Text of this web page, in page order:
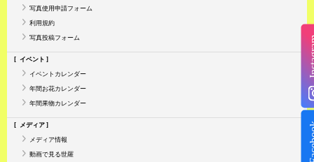
写真使用申請フォーム
利用規約
写真投稿フォーム
イベント
イベントカレンダー
年間お花カレンダー
年間果物カレンダー
メディア
メディア情報
動画で見る世羅